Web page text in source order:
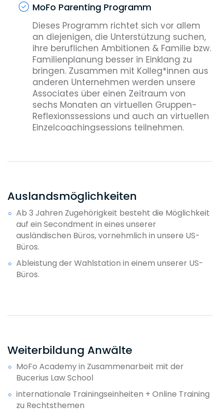
MoFo Parenting Programm
Dieses Programm richtet sich vor allem
an diejenigen, die Unterstützung suchen,
ihre beruflichen Ambitionen & Familie bzw.
Familienplanung besser in Einklang zu
bringen. Zusammen mit Kolleg*innen aus
anderen Unternehmen werden unsere
Associates über einen Zeitraum von
sechs Monaten an virtuellen Gruppen-
Reflexionssessions und auch an virtuellen
Einzelcoachingsessions teilnehmen.
Auslandsmöglichkeiten
Ab 3 Jahren Zugehörigkeit besteht die Möglichkeit
auf ein Secondment in eines unserer
ausländischen Büros, vornehmlich in unsere US-
Büros.
Ableistung der Wahlstation in einem unserer US-
Büros.
Weiterbildung Anwälte
MoFo Academy in Zusammenarbeit mit der
Bucerius Law School
internationale Trainingseinheiten + Online Training
zu Rechtsthemen